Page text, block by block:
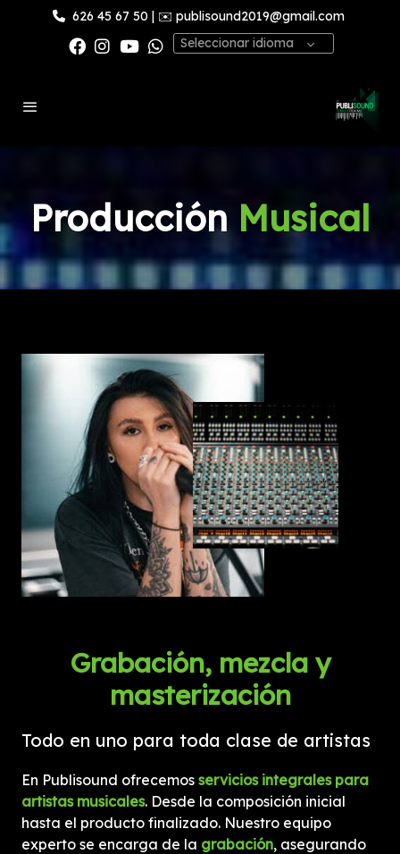
626 45 67 50 | ✉️ publisound2019@gmail.com
Seleccionar idioma
Producción Musical
Grabación, mezcla y
masterización
Todo en uno para toda clase de artistas
En Publisound ofrecemos servicios integrales para
artistas musicales. Desde la composición inicial
hasta el producto finalizado. Nuestro equipo
experto se encarga de la grabación, asegurando